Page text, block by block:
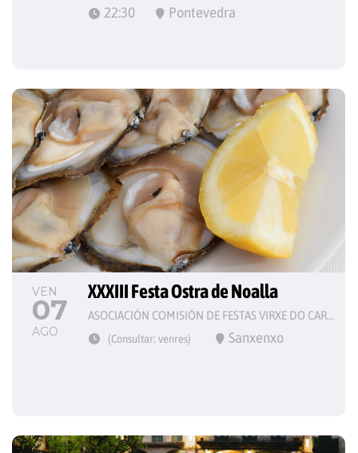
22:30 Pontevedra
VEN
07
AGO
XXXIII Festa Ostra de Noalla
ASOCIACIÓN COMISIÓN DE FESTAS VIRXE DO CARME
(Consultar: venres) Sanxenxo